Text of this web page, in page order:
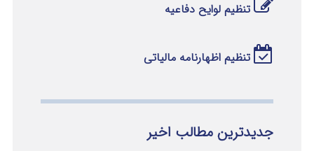
تنظیم لوایح دفاعیه
تنظیم اظهارنامه مالیاتی
جدیدترین مطالب اخیر